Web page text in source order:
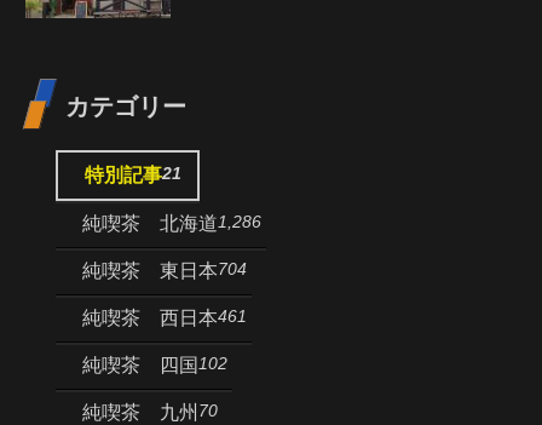
カテゴリー
特別記事21
純喫茶 北海道1,286
純喫茶 東日本704
純喫茶 西日本461
純喫茶 四国102
純喫茶 九州 70